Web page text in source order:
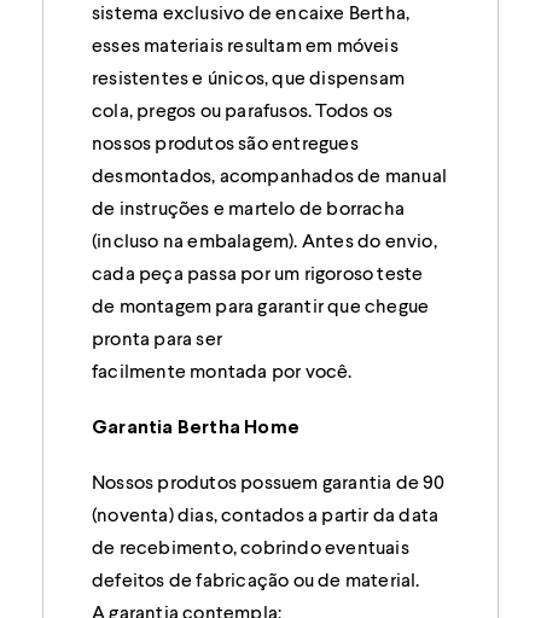
sistema exclusivo de encaixe Bertha,
esses materiais resultam em móveis
resistentes e únicos, que dispensam
cola, pregos ou parafusos. Todos os
nossos produtos são entregues
desmontados, acompanhados de manual
de instruções e martelo de borracha
(incluso na embalagem). Antes do envio,
cada peça passa por um rigoroso teste
de montagem para garantir que chegue
pronta para ser
facilmente montada por você.
Garantia Bertha Home
Nossos produtos possuem garantia de 90
(noventa) dias, contados a partir da data
de recebimento, cobrindo eventuais
defeitos de fabricação ou de material.
A garantia contempla: